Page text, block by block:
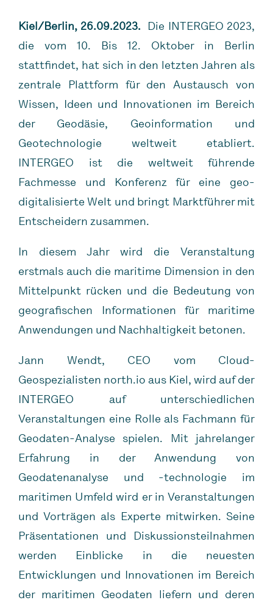
Kiel/Berlin, 26.09.2023. Die INTERGEO 2023,
die vom 10. Bis 12. Oktober in Berlin
stattfindet, hat sich in den letzten Jahren als
zentrale Plattform für den Austausch von
Wissen, Ideen und Innovationen im Bereich
der Geodäsie, Geoinformation und
Geotechnologie weltweit etabliert.
INTERGEO ist die weltweit führende
Fachmesse und Konferenz für eine geo-
digitalisierte Welt und bringt Marktführer mit
Entscheidern zusammen.
In diesem Jahr wird die Veranstaltung
erstmals auch die maritime Dimension in den
Mittelpunkt rücken und die Bedeutung von
geografischen Informationen für maritime
Anwendungen und Nachhaltigkeit betonen.
Jann Wendt, CEO vom Cloud-
Geospezialisten north.io aus Kiel, wird auf der
INTERGEO auf unterschiedlichen
Veranstaltungen eine Rolle als Fachmann für
Geodaten-Analyse spielen. Mit jahrelanger
Erfahrung in der Anwendung von
Geodatenanalyse und -technologie im
maritimen Umfeld wird er in Veranstaltungen
und Vorträgen als Experte mitwirken. Seine
Präsentationen und Diskussionsteilnahmen
werden Einblicke in die neuesten
Entwicklungen und Innovationen im Bereich
der maritimen Geodaten liefern und deren